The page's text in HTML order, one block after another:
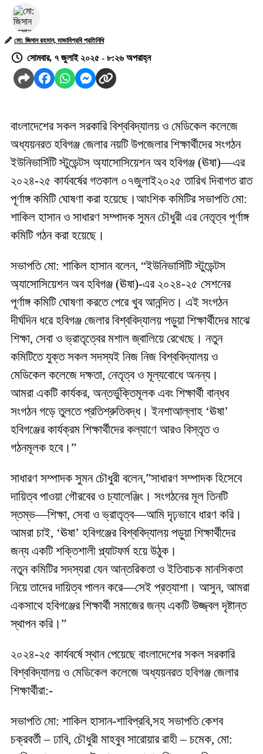
মো: জিসান রহমান, মাভাবিপ্রবি প্রতিনিধি
সোমবার, ৭ জুলাই ২০২৫ - ৮:২৬ অপরাহ্ন
বাংলাদেশের সকল সরকারি বিশ্ববিদ্যালয় ও মেডিকেল কলেজে
অধ্যয়নরত হবিগঞ্জ জেলার নয়টি উপজেলার শিক্ষার্থীদের সংগঠন
ইউনিভার্সিটি স্টুডেন্টস অ্যাসোসিয়েশন অব হবিগঞ্জ (ঊষা)—এর
২০২৪-২৫ কার্যবর্ষের গতকাল ০৭জুলাই২০২৫ তারিখ দিবাগত রাত
পূর্ণাঙ্গ কমিটি ঘোষণা করা হয়েছে।আংশিক কমিটির সভাপতি মো:
শাকিল হাসান ও সাধারণ সম্পাদক সুমন চৌধুরী এর নেতৃত্ব পূর্ণাঙ্গ
কমিটি গঠন করা হয়েছে।
সভাপতি মো: শাকিল হাসান বলেন, “ইউনিভার্সিটি স্টুডেন্টস
অ্যাসোসিয়েশন অব হবিগঞ্জ (ঊষা)-এর ২০২৪-২৫ সেশনের
পূর্ণাঙ্গ কমিটি ঘোষণা করতে পেরে খুব আনন্দিত। এই সংগঠন
দীর্ঘদিন ধরে হবিগঞ্জ জেলার বিশ্ববিদ্যালয় পড়ুয়া শিক্ষার্থীদের মাঝে
শিক্ষা, সেবা ও ভ্রাতৃত্বের মশাল জ্বালিয়ে রেখেছে। নতুন
কমিটিতে যুক্ত সকল সদস্যই নিজ নিজ বিশ্ববিদ্যালয় ও
মেডিকেল কলেজে দক্ষতা, নেতৃত্ব ও মূল্যবোধে অনন্য।
আমরা একটি কার্যকর, অন্তর্ভুক্তিমূলক এবং শিক্ষার্থী বান্ধব
সংগঠন গড়ে তুলতে প্রতিশ্রুতিবদ্ধ। ইনশাআল্লাহ ‘ঊষা’
হবিগঞ্জের কার্যক্রম শিক্ষার্থীদের কল্যাণে আরও বিস্তৃত ও
গঠনমূলক হবে।”
সাধারণ সম্পাদক সুমন চৌধুরী বলেন,”সাধারণ সম্পাদক হিসেবে
দায়িত্ব পাওয়া গৌরবের ও চ্যালেঞ্জিং। সংগঠনের মূল তিনটি
স্তম্ভ—শিক্ষা, সেবা ও ভ্রাতৃত্ব—আমি দৃঢ়ভাবে ধারণ করি।
আমরা চাই, ‘ঊষা’ হবিগঞ্জের বিশ্ববিদ্যালয় পড়ুয়া শিক্ষার্থীদের
জন্য একটি শক্তিশালী প্ল্যাটফর্ম হয়ে উঠুক।
নতুন কমিটির সদস্যরা যেন আন্তরিকতা ও ইতিবাচক মানসিকতা
নিয়ে তাদের দায়িত্ব পালন করে—সেই প্রত্যাশা। আসুন, আমরা
একসাথে হবিগঞ্জের শিক্ষার্থী সমাজের জন্য একটি উজ্জ্বল দৃষ্টান্ত
স্থাপন করি।”
২০২৪-২৫ কার্যবর্ষে স্থান পেয়েছে বাংলাদেশের সকল সরকারি
বিশ্ববিদ্যালয় ও মেডিকেল কলেজে অধ্যয়নরত হবিগঞ্জ জেলার
শিক্ষার্থীরা:-
সভাপতি মো: শাকিল হাসান-শাবিপ্রবি,সহ সভাপতি কেশব
চক্রবর্তী – ঢাবি, চৌধুরী মাহবুব সারোয়ার রাহী – চমেক, মো: